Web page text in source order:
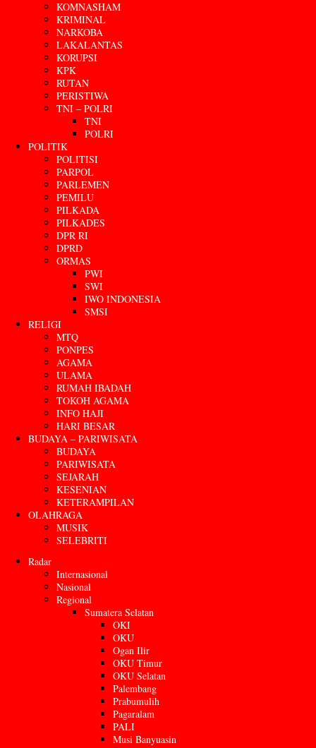
KOMNASHAM
KRIMINAL
NARKOBA
LAKALANTAS
KORUPSI
KPK
RUTAN
PERISTIWA
TNI – POLRI
TNI
POLRI
POLITIK
POLITISI
PARPOL
PARLEMEN
PEMILU
PILKADA
PILKADES
DPR RI
DPRD
ORMAS
PWI
SWI
IWO INDONESIA
SMSI
RELIGI
MTQ
PONPES
AGAMA
ULAMA
RUMAH IBADAH
TOKOH AGAMA
INFO HAJI
HARI BESAR
BUDAYA – PARIWISATA
BUDAYA
PARIWISATA
SEJARAH
KESENIAN
KETERAMPILAN
OLAHRAGA
MUSIK
SELEBRITI
Radar
Internasional
Nasional
Regional
Sumatera Selatan
OKI
OKU
Ogan Ilir
OKU Timur
OKU Selatan
Palembang
Prabumulih
Pagaralam
PALI
Musi Banyuasin